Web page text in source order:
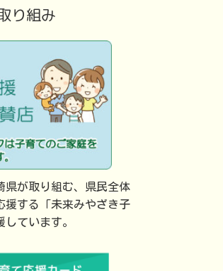
り組み
県が取り組む、県民全体
援する「未来みやざき子
ています。